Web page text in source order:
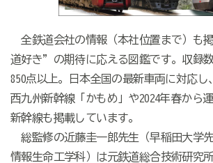
全鉄道会社の情報（本社位置まで）も
道好き”の期待に応える図鑑です。収録
850点以上。日本全国の最新車両に対応し
西九州新幹線「かもめ」や2024年春から
新幹線も掲載しています。
総監修の近藤圭一郎先生（早稲田大学
情報生命工学科）は元鉄道総合技術研究